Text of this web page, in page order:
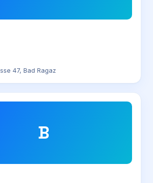
47, Bad Ragaz
B